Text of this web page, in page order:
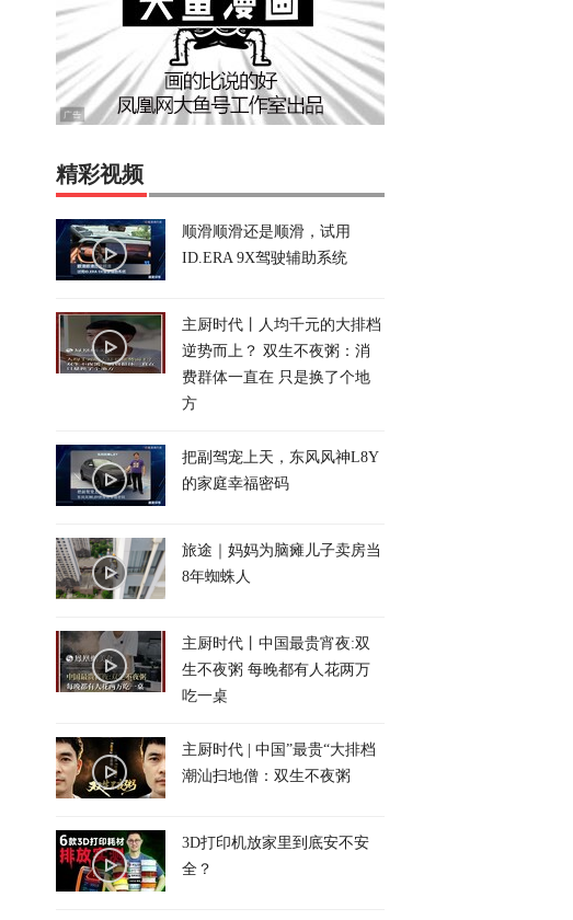
精彩视频
顺滑顺滑还是顺滑，试用
ID.ERA 9X驾驶辅助系统
主厨时代丨人均千元的大排档
逆势而上？ 双生不夜粥：消
费群体一直在 只是换了个地
方
把副驾宠上天，东风风神L8Y
的家庭幸福密码
旅途｜妈妈为脑瘫儿子卖房当
8年蜘蛛人
主厨时代丨中国最贵宵夜:双
生不夜粥 每晚都有人花两万
吃一桌
主厨时代 | 中国”最贵“大排档
潮汕扫地僧：双生不夜粥
3D打印机放家里到底安不安
全？